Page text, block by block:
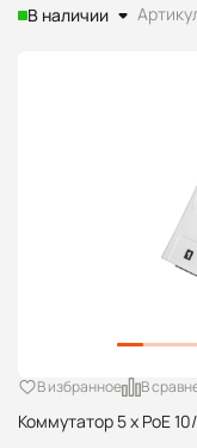
В наличии
Коммутатор 5 x PoE
В избранное В